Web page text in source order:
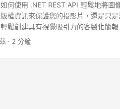
何使用 .NET REST API 輕鬆地將圖
權資訊來保護您的投影片，還是只
鬆創建具有視覺吸引力的客製化簡報
· 2 分鐘